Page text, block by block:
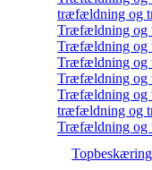
træfældning og
Træfældning og
Træfældning og
Træfældning og
Træfældning og
Træfældning og
træfældning og
Træfældning og